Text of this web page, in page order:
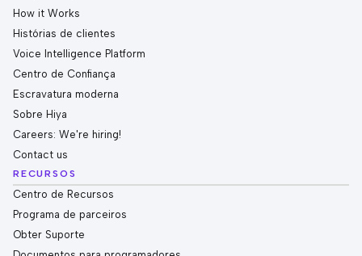
How it Works
Histórias de clientes
Voice Intelligence Platform
Centro de Confiança
Escravatura moderna
Sobre Hiya
Careers: We're hiring!
Contact us
RECURSOS
Centro de Recursos
Programa de parceiros
Obter Suporte